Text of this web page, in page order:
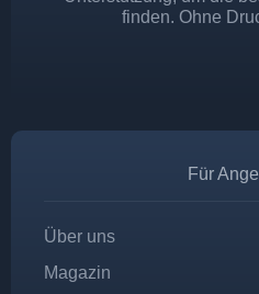
finden. Ohne
Für
Über uns
Magazin